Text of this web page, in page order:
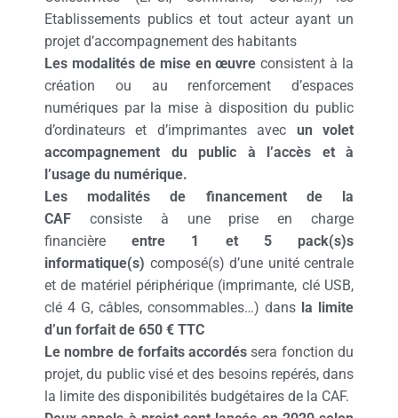
Etablissements publics et tout acteur ayant un
projet d’accompagnement des habitants
Les modalités de mise en œuvre consistent à la
création ou au renforcement d’espaces
numériques par la mise à disposition du public
d’ordinateurs et d’imprimantes avec un volet
accompagnement du public à l’accès et à
l’usage du numérique.
Les modalités de financement de la
CAF consiste à une
prise en charge
financièreentre 1 et 5
pack(s)s
informatique(s) composé(s) d’une unité centrale
et de matériel périphérique (imprimante, clé USB,
clé 4 G, câbles, consommables…) dans la limite
d’un forfait de 650 € TTC
Le nombre de forfaits accordés sera fonction du
projet, du public visé et des besoins repérés, dans
la limite des disponibilités budgétaires de la CAF.